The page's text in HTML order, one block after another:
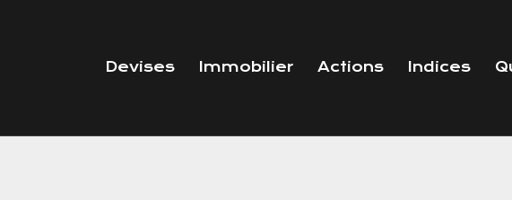
Devises Immobilier Actions Indices